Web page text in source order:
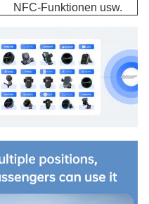
NFC-Funktionen usw.